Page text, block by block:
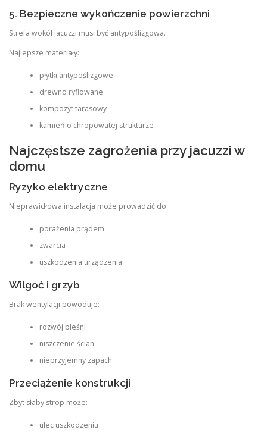
5. Bezpieczne wykończenie powierzchni
Strefa wokół jacuzzi musi być antypoślizgowa.
Najlepsze materiały:
płytki antypoślizgowe
drewno ryflowane
kompozyt tarasowy
kamień o chropowatej strukturze
Najczęstsze zagrożenia przy jacuzzi w
domu
Ryzyko elektryczne
Nieprawidłowa instalacja może prowadzić do:
porażenia prądem
zwarcia
uszkodzenia urządzenia
Wilgoć i grzyb
Brak wentylacji powoduje:
rozwój pleśni
niszczenie ścian
nieprzyjemny zapach
Przeciążenie konstrukcji
Zbyt słaby strop może:
ulec uszkodzeniu